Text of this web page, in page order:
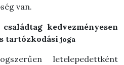
van.
kedvezményesen
tartózkodási joga
letelepedettként